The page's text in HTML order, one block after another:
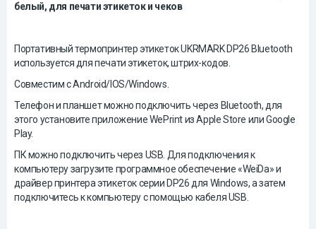
белый, для печати этикеток и чеков
Портативный термопринтер этикеток UKRMARK DP26 Bluetooth
используется для печати этикеток, штрих-кодов.
Совместим с Android/IOS/Windows.
Телефон и планшет можно подключить через Bluetooth, для
этого установите приложение WePrint из Apple Store или Google
Play.
ПК можно подключить через USB. Для подключения к
компьютеру загрузите программное обеспечение «WeiDa» и
драйвер принтера этикеток серии DP26 для Windows, а затем
подключитесь к компьютеру с помощью кабеля USB.